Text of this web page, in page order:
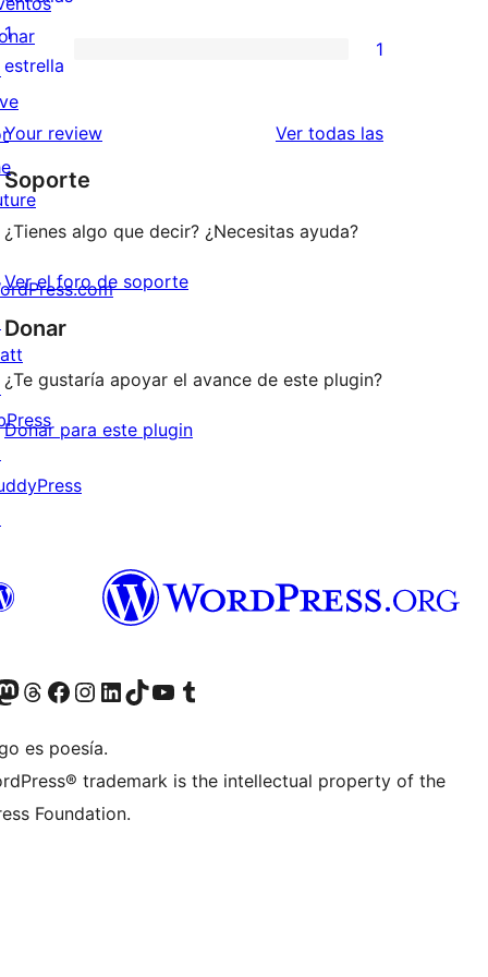
3
estrellas
valoraciones
de
estrellas
1
valoración
de
1
estrellas
1
estrella
1
Your review Ver todas lasreseñas
Soporte
¿Tienes algo que decir? ¿Necesitas ayuda?
Ver el foro de soporte
Donar
¿Te gustaría apoyar el avance de este plugin?
Donar para este plugin
Twitter)
cuenta de Bluesky
nuestra cuenta de Mastodon
Visita nuestra cuenta de Threads
Visita nuestra página de Facebook
Visita nuestra cuenta de Instagram
Visita nuestra cuenta de LinkedIn
Visita nuestra cuenta de TikTok
Visita nuestro canal de YouTube
Visita nuestra cuenta de Tumblr
es poesía.
trademark is the intellectual property of the
Foundation.